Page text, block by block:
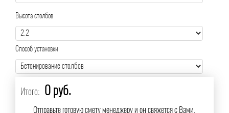
Высота столбов
Способ установки
Итого: 0 руб.
Отправьте готовую смету менеджеру и он свяжется с Вами.